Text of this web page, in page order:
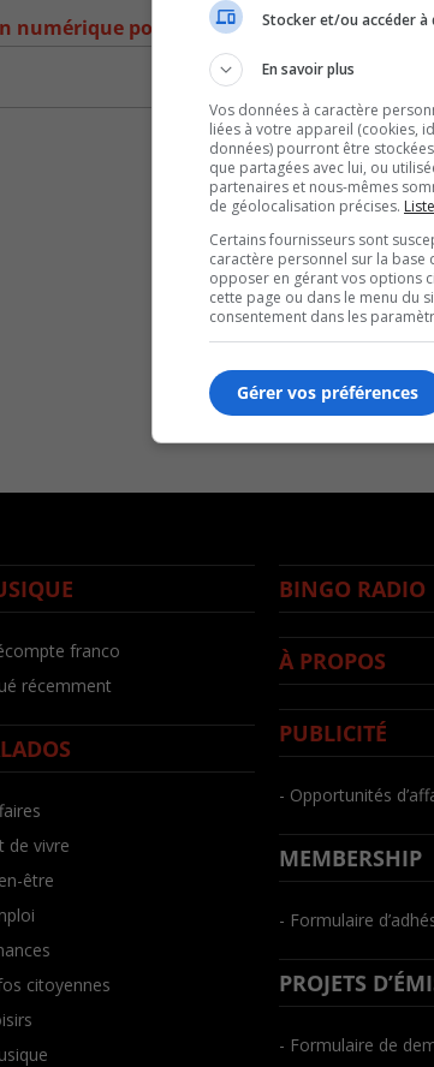
numérique pour la MRC de Rouville
franco
récemment
de vivre
être
citoyennes
BINGO RADIO
À PROPOS
PUBLICITÉ
- Opportunités
MEMBERSHIP
- Formulaire
PROJETS
- Formulaire de
Stocker et/ou accéder
En savoir plus
Vos données à caractère
liées à votre appareil (cookies,
données) pourront être
que partagées avec lui, ou
partenaires et nous-mêmes
de géolocalisation précises.
Certains fournisseurs sont
caractère personnel sur la base
opposer en gérant vos options
cette page ou dans le menu du
consentement dans les
Gérer vos préférences